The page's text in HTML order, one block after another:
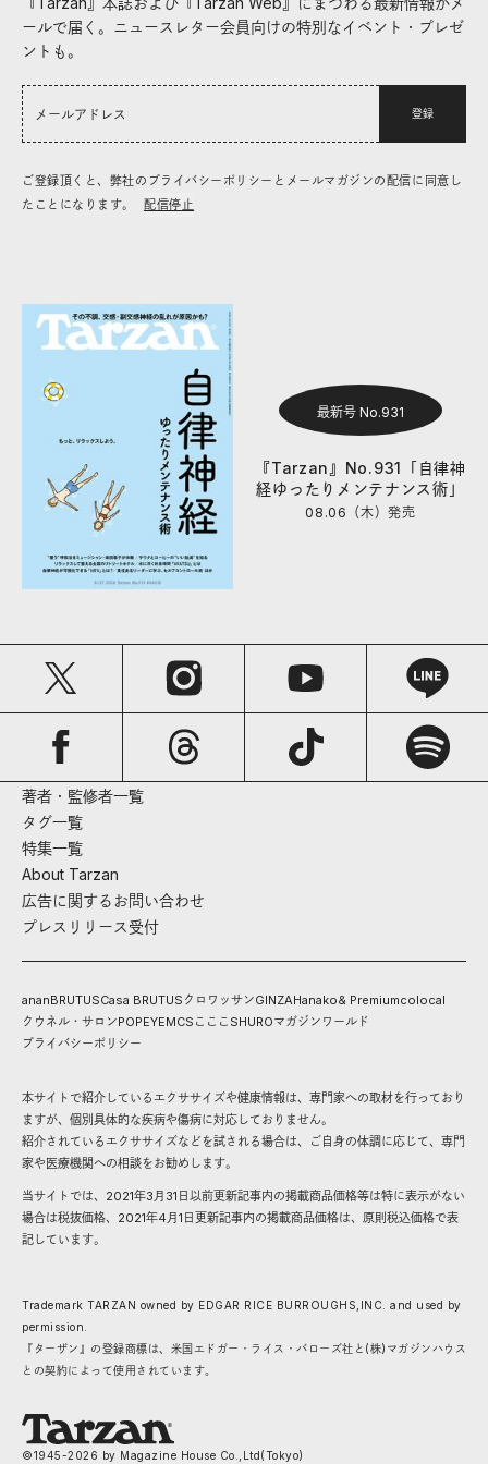
ールで届く。ニュースレター会員向けの特別なイベント・プレゼ
ントも。
登録
ご登録頂くと、弊社のプライバシーポリシーとメールマガジンの配信に同意し
たことになります。
配信停止
最新号 No.931
『Tarzan』No.931「自律神
経ゆったりメンテナンス術」
08.06（木）発売
著者・監修者一覧
タグ一覧
特集一覧
About Tarzan
広告に関するお問い合わせ
プレスリリース受付
ananBRUTUSCasa BRUTUS クロワッサンGINZAHanako& Premiumcolocal
クウネル・サロンPOPEYEMCS こここ SHUROマガジンワールド
プライバシーポリシー
本サイトで紹介しているエクササイズや健康情報は、専門家への取材を行っており
ますが、個別具体的な疾病や傷病に対応しておりません。
紹介されているエクササイズなどを試される場合は、ご自身の体調に応じて、専門
家や医療機関への相談をお勧めします。
当サイトでは、2021年3月31日以前更新記事内の掲載商品価格等は特に表示がない
場合は税抜価格、2021年4月1日更新記事内の掲載商品価格は、原則税込価格で表
記しています。
Trademark TARZAN owned by EDGAR RICE BURROUGHS,INC. and used by
permission.
『ターザン』の登録商標は、米国エドガー・ライス・バローズ社と(株)マガジンハウス
との契約によって使用されています。
©1945-2026 by Magazine House Co.,Ltd(Tokyo)